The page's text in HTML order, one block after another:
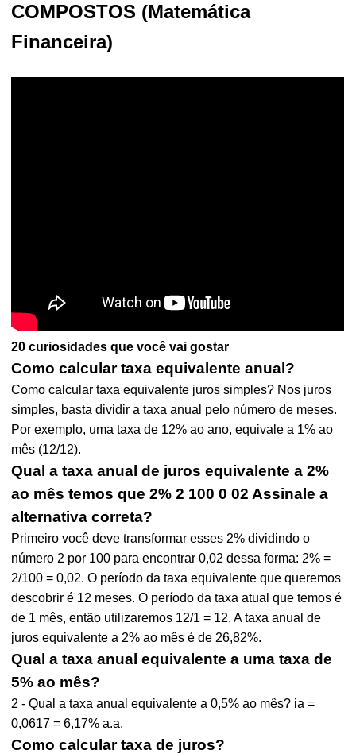
COMPOSTOS (Matemática
Financeira)
20 curiosidades que você vai gostar
Como calcular taxa equivalente anual?
Como calcular taxa equivalente juros simples? Nos juros
simples, basta dividir a taxa anual pelo número de meses.
Por exemplo, uma taxa de 12% ao ano, equivale a 1% ao
mês (12/12).
Qual a taxa anual de juros equivalente a 2%
ao mês temos que 2% 2 100 0 02 Assinale a
alternativa correta?
Primeiro você deve transformar esses 2% dividindo o
número 2 por 100 para encontrar 0,02 dessa forma: 2% =
2/100 = 0,02. O período da taxa equivalente que queremos
descobrir é 12 meses. O período da taxa atual que temos é
de 1 mês, então utilizaremos 12/1 = 12. A taxa anual de
juros equivalente a 2% ao mês é de 26,82%.
Qual a taxa anual equivalente a uma taxa de
5% ao mês?
2 - Qual a taxa anual equivalente a 0,5% ao mês? ia =
0,0617 = 6,17% a.a.
Como calcular taxa de juros?